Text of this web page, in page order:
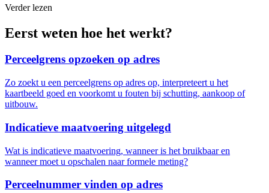
Verder lezen
Eerst weten hoe het werkt?
Perceelgrens opzoeken op adres
Zo zoekt u een perceelgrens op adres op, interpreteert u het
kaartbeeld goed en voorkomt u fouten bij schutting, aankoop of
uitbouw.
Indicatieve maatvoering uitgelegd
Wat is indicatieve maatvoering, wanneer is het bruikbaar en
wanneer moet u opschalen naar formele meting?
Perceelnummer vinden op adres